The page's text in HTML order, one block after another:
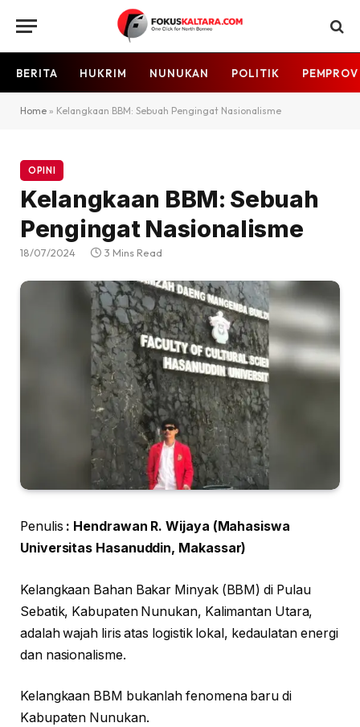
BERITA HUKRIM NUNUKAN POLITIK
Home » Kelangkaan BBM: Sebuah Pengingat Nasionalisme
OPINI
Kelangkaan BBM: Sebuah
Pengingat Nasionalisme
18/07/2024 3 Mins Read
Penulis : Hendrawan R. Wijaya (Mahasiswa
Universitas Hasanuddin, Makassar)
Kelangkaan Bahan Bakar Minyak (BBM) di Pulau
Sebatik, Kabupaten Nunukan, Kalimantan Utara,
adalah wajah liris atas logistik lokal, kedaulatan energi
dan nasionalisme.
Kelangkaan BBM bukanlah fenomena baru di
Kabupaten Nunukan.